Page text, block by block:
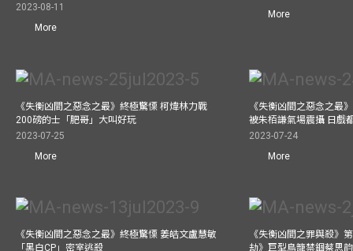
2023-08-11
More
More
《失衡凶間之惡念之最》終極驚慄 柯煒林力戰
200磅的士「肥哥」大叫好玩
2023-07-25
More
《失衡凶間之惡念之最
被朱栢謙氣場震攝 日戲
2023-07-24
More
《失衡凶間之惡念之最》終極驚慄 姜皓文盧慧敏
「黑白CP」密室逃殺
《失衡凶間之罪與殺》
劫》巨型鳥籠禁錮蔡思